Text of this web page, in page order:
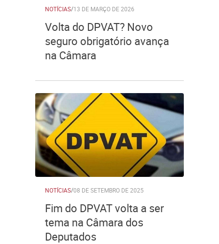
NOTÍCIAS/13 DE MARÇO DE 2026
Volta do DPVAT? Novo
seguro obrigatório avança
na Câmara
NOTÍCIAS/08 DE SETEMBRO DE 2025
Fim do DPVAT volta a ser
tema na Câmara dos
Deputados